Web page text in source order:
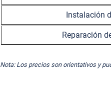
Instalación
Reparación
Nota: Los precios son orientativos y